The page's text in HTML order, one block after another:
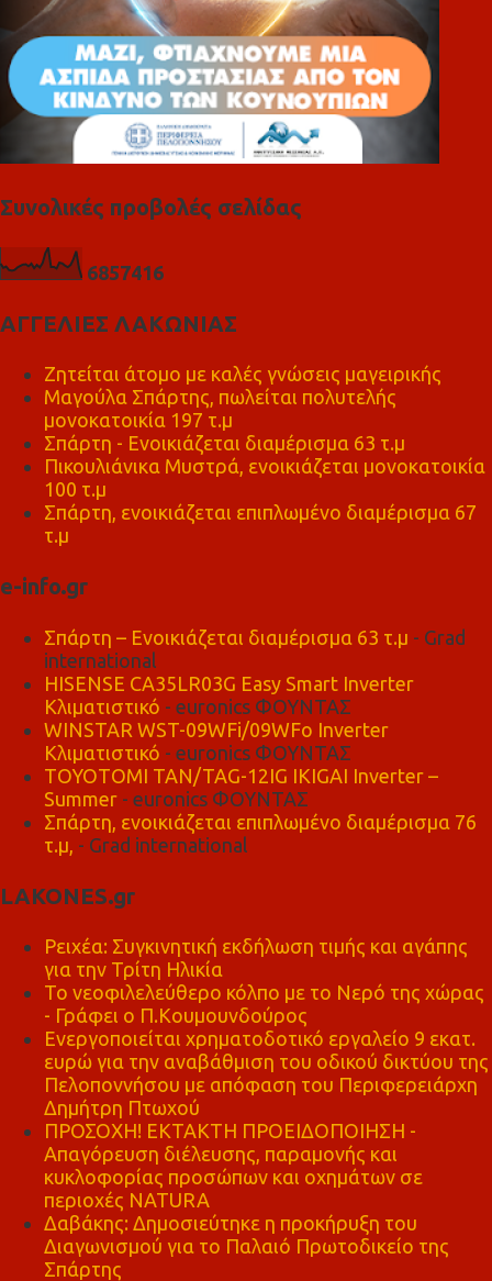
Συνολικές προβολές σελίδας
6857416
ΑΓΓΕΛΙΕΣ ΛΑΚΩΝΙΑΣ
Ζητείται άτομο με καλές γνώσεις μαγειρικής
Μαγούλα Σπάρτης, πωλείται πολυτελής
μονοκατοικία 197 τ.μ
Σπάρτη - Ενοικιάζεται διαμέρισμα 63 τ.μ
Πικουλιάνικα Μυστρά, ενοικιάζεται μονοκατοικία
100 τ.μ
Σπάρτη, ενοικιάζεται επιπλωμένο διαμέρισμα 67
τ.μ
e-info.gr
Σπάρτη – Ενοικιάζεται διαμέρισμα 63 τ.μ - Grad
international
HISENSE CA35LR03G Easy Smart Inverter
Κλιματιστικό - euronics ΦΟΥΝΤΑΣ
WINSTAR WST-09WFi/09WFo Inverter
Κλιματιστικό - euronics ΦΟΥΝΤΑΣ
TOYOTOMI TAN/TAG-12IG IKIGAI Inverter –
Summer - euronics ΦΟΥΝΤΑΣ
Σπάρτη, ενοικιάζεται επιπλωμένο διαμέρισμα 76
τ.μ, - Grad international
LAKONES.gr
Ρειχέα: Συγκινητική εκδήλωση τιμής και αγάπης
για την Τρίτη Ηλικία
Το νεοφιλελεύθερο κόλπο με το Νερό της χώρας
- Γράφει ο Π.Κουμουνδούρος
Ενεργοποιείται χρηματοδοτικό εργαλείο 9 εκατ.
ευρώ για την αναβάθμιση του οδικού δικτύου της
Πελοποννήσου με απόφαση του Περιφερειάρχη
Δημήτρη Πτωχού
ΠΡΟΣΟΧΗ! ΕΚΤΑΚΤΗ ΠΡΟΕΙΔΟΠΟΙΗΣΗ -
Απαγόρευση διέλευσης, παραμονής και
κυκλοφορίας προσώπων και οχημάτων σε
περιοχές NATURA
Δαβάκης: Δημοσιεύτηκε η προκήρυξη του
Διαγωνισμού για το Παλαιό Πρωτοδικείο της
Σπάρτης